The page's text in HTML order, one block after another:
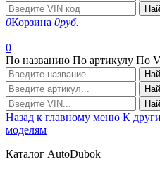
0Корзина 0руб.
0
По названию По артикулу По
Назад к главному меню К
моделям
Каталог AutoDubok